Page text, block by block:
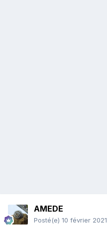
AMEDE
Posté(e) 10 février 2021